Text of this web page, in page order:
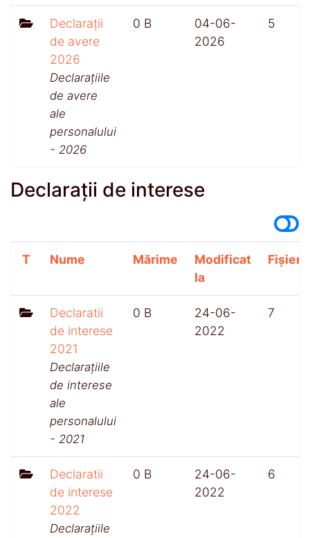
Declarații
de avere
2026
Declarațiile
de avere
ale
personalului
- 2026
0 B
04-06-
2026
5
Declarații de interese
T Nume Mărime
Modificat
la
Fișiere
Declaratii
de interese
2021
Declarațiile
de interese
ale
personalului
- 2021
0 B
24-06-
2022
7
Declaratii
de interese
2022
Declarațiile
0 B
24-06-
2022
6